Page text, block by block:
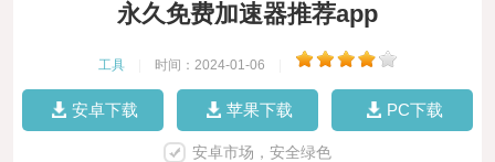
永久免费加速器推荐app
工具 时间：2024-01-06
安卓下载 苹果下载 PC下载
安卓市场，安全绿色